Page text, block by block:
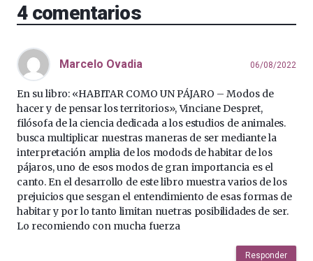
4comentarios
Marcelo Ovadia 06/08/2022
En su libro: «HABITAR COMO UN PÁJARO – Modos de
hacer y de pensar los territorios», Vinciane Despret,
filósofa de la ciencia dedicada a los estudios de animales.
busca multiplicar nuestras maneras de ser mediante la
interpretación amplia de los modods de habitar de los
pájaros, uno de esos modos de gran importancia es el
canto. En el desarrollo de este libro muestra varios de los
prejuicios que sesgan el entendimiento de esas formas de
habitar y por lo tanto limitan nuetras posibilidades de ser.
Lo recomiendo con mucha fuerza
Responder